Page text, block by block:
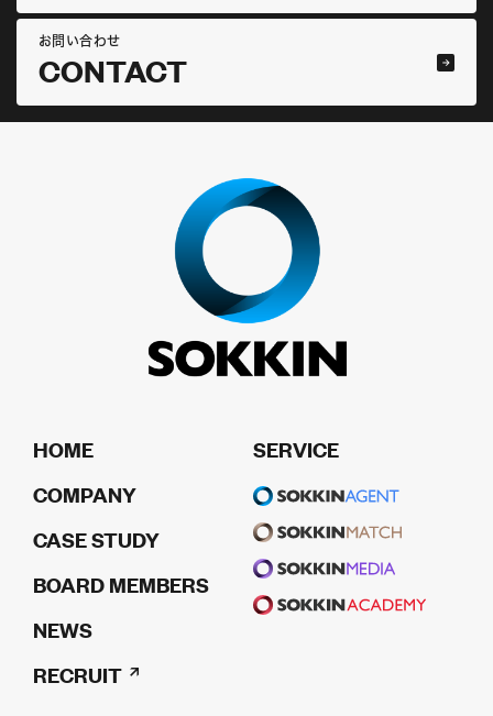
お問い合わせ
CONTACT
HOME
COMPANY
SERVICE
CASE STUDY
BOARD MEMBERS
NEWS
RECRUIT